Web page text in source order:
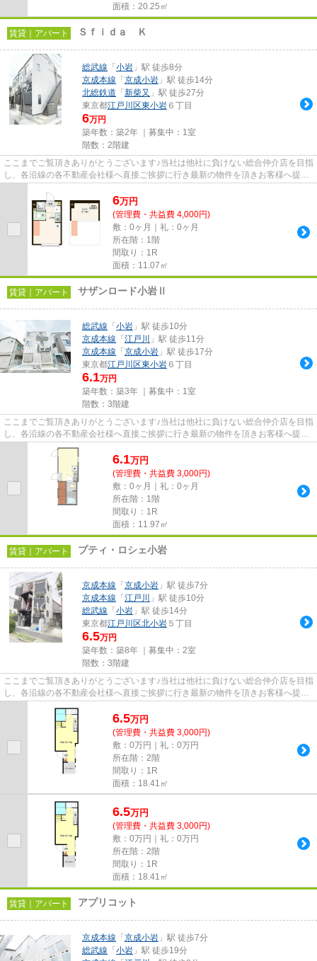
面積：20.25㎡
賃貸｜アパート Ｓｆｉｄａ Ｋ
総武線 「 小岩 」駅 徒歩8分
京成本線 「 京成小岩 」駅 徒歩14分
北総鉄道 「 新柴又 」駅 徒歩27分
東京都江戸川区東小岩 ６丁目
6万円
築年数：築2年 ｜募集中： 1室
階数：2階建
ここまでご覧頂きありがとうございます♪当社は他社に負けない総合仲介店を目指
し、各沿線の各不動産会社様へ直接ご挨拶に行き最新の物件を頂きお客様へ提供
6万円
(管理費・共益費 4,000円)
敷：0ヶ月｜礼：0ヶ月
所在階：1階
間取り：1R
面積：11.07㎡
賃貸｜アパート サザンロード小岩Ⅱ
総武線 「 小岩 」駅 徒歩10分
京成本線 「 江戸川
」駅 徒歩11分
京成本線 「 京成小岩 」駅 徒歩17分
東京都江戸川区東小岩 ６丁目
6.1万円
築年数：築3年 ｜募集中： 1室
階数：3階建
ここまでご覧頂きありがとうございます♪当社は他社に負けない総合仲介店を目指
し、各沿線の各不動産会社様へ直接ご挨拶に行き最新の物件を頂きお客様へ提供
しております！最新の情報は...
6.1万円
(管理費・共益費 3,000円)
敷：0ヶ月｜礼：0ヶ月
所在階：1階
間取り：1R
面積：11.97㎡
賃貸｜アパート プティ・ロシェ小岩
京成本線 「 京成小岩 」駅 徒歩7分
京成本線 「 江戸川
」駅 徒歩10分
総武線 「 小岩 」駅 徒歩14分
東京都江戸川区北小岩 ５丁目
6.5万円
築年数：築8年 ｜募集中： 2室
階数：3階建
ここまでご覧頂きありがとうございます♪当社は他社に負けない総合仲介店を目指
し、各沿線の各不動産会社様へ直接ご挨拶に行き最新の物件を頂きお客様へ提供
6.5万円
(管理費・共益費 3,000円)
敷：0万円｜礼：0万円
所在階：2階
間取り：1R
面積：18.41㎡
6.5万円
(管理費・共益費 3,000円)
敷：0万円｜礼：0万円
所在階：2階
間取り：1R
面積：18.41㎡
賃貸｜アパート アプリコット
京成本線 「 京成小岩 」駅 徒歩7分
総武線 「 小岩 」駅 徒歩19分